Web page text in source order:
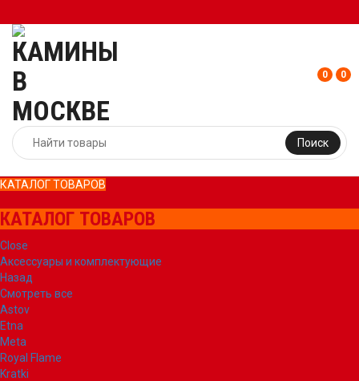
Поиск
0 0
КАТАЛОГ ТОВАРОВ
КАТАЛОГ ТОВАРОВ
Close
Аксессуары и комплектующие
Назад
Смотреть все
Astov
Etna
Meta
Royal Flame
Kratki